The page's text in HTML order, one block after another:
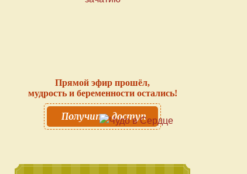
Прямой эфир прошёл,
мудрость и беременности остались!
Получить доступ